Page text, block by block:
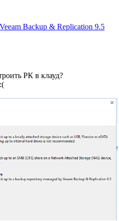
Backup & Replication 9.5
РК в клауд?